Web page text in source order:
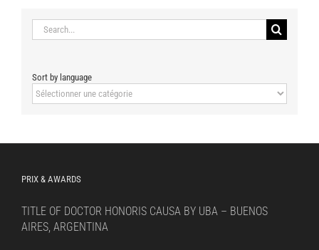
Search
for:
Sort by language
Sort
by
PRIX & AWARDS
TITLE OF DOCTOR HONORIS CAUSA BY UBA – BUENOS
AIRES, ARGENTINA